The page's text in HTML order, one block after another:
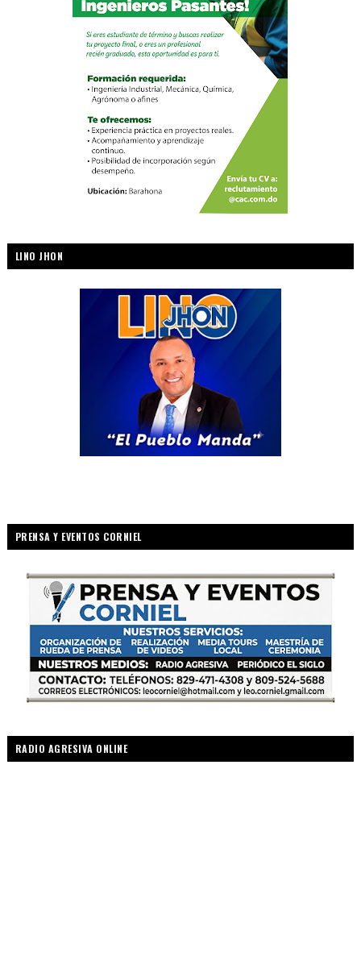
LINO JHON
PRENSA Y EVENTOS CORNIEL
RADIO AGRESIVA ONLINE